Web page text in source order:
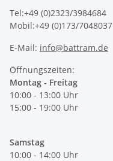
Tel:+49 (0)2323/3984684
Mobil:+49 (0)173/7048037
E-Mail: info@battram.de
Öffnungszeiten:
Montag - Freitag
10:00 - 13:00 Uhr
15:00 - 19:00 Uhr
Samstag
10:00 - 14:00 Uhr